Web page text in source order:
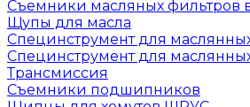
Съемники масляных фильтров
Щупы для масла
Специнструмент для
Специнструмент для
Трансмиссия
Съемники подшипников